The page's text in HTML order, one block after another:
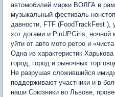
автомобилей марки ВОЛГА в
музыкальный фестиваль
давности, FTF (FoodTrackFest ),
хот догами и PinUPGirls, ночной
уйти от авто мото ретро и
Одна из характеристик
город, город и рыночных
Не разрушая сложившийся
поддерживают участники и в
наши Союзники во Львове,